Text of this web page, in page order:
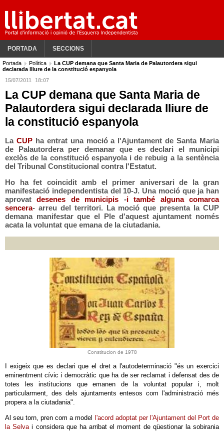
PORTADA SECCIONS
Portada Política
La CUP demana que Santa Maria de Palautordera sigui
declarada lliure de la constitució espanyola
15/07/2011
18:07
La CUP demana que Santa Maria de
Palautordera sigui declarada lliure de
la constitució espanyola
La CUPha entrat una moció a l'Ajuntament de Santa Maria
de Palautordera per demanar que es declari el municipi
exclòs de la constitució espanyola i de rebuig a la sentència
del Tribunal Constitucional contra l'Estatut.
Ho ha fet coincidit amb el primer aniversari de la gran
manifestació independentista del 10-J. Una moció que ja han
aprovatdesenes de municipis -i també alguna comarca
sencera- arreu del territori. La moció que presenta la CUP
demana manifestar que el Ple d'aquest ajuntament només
acata la voluntat que emana de la ciutadania.
Constitucion de 1978
I exigeix que es declari que el dret a l'autodeterminació "és un exercici
eminentment cívic i democràtic que ha de ser reclamat i defensat des de
totes les institucions que emanen de la voluntat popular i, molt
particularment, des dels ajuntaments entesos com l'administració més
propera a la ciutadania".
Al seu torn, pren com a model
l'acord adoptat per l'Ajuntament del Port de
la Selvai considera que ha arribat el moment de qüestionar la sobirania